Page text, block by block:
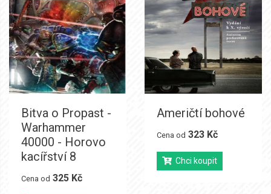
Bitva o Propast -
Warhammer
40000 - Horovo
kacířství 8
Cena od 325 Kč
Američtí bohové
Cena od 323 Kč
Chci koupit